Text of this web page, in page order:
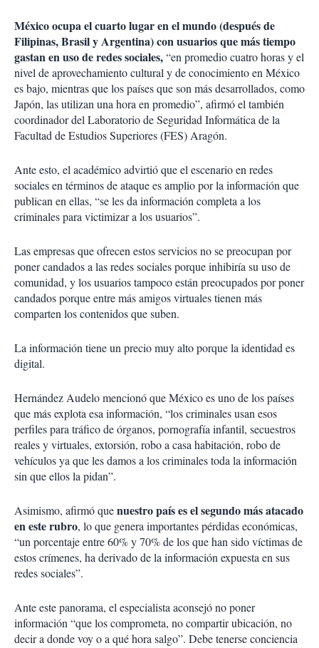
México ocupa el cuarto lugar en el mundo(después de
Filipinas, Brasil y Argentina)con usuarios que más tiempo
gastan en uso de redes sociales,“en promedio cuatro horas y el
nivel de aprovechamiento cultural y de conocimiento en México
es bajo, mientras que los países que son más desarrollados, como
Japón, las utilizan una hora en promedio”, afirmó el también
coordinador del Laboratorio de Seguridad Informática de la
Facultad de Estudios Superiores (FES) Aragón.
Ante esto, el académico advirtió que el escenario en redes
sociales en términos de ataque es amplio por la información que
publican en ellas, “se les da información completa a los
criminales para victimizar a los usuarios”.
Las empresas que ofrecen estos servicios no se preocupan por
poner candados a las redes sociales porque inhibiría su uso de
comunidad, y los usuarios tampoco están preocupados por poner
candados porque entre más amigos virtuales tienen más
comparten los contenidos que suben.
La información tiene un precio muy alto porque la identidad es
digital.
Hernández Audelo mencionó que México es uno de los países
que más explota esa información, “los criminales usan esos
perfiles para tráfico de órganos, pornografía infantil, secuestros
reales y virtuales, extorsión, robo a casa habitación, robo de
vehículos ya que les damos a los criminales toda la información
sin que ellos la pidan”.
Asimismo, afirmó quenuestro país es el segundo más atacado
en este rubro, lo que genera importantes pérdidas económicas,
“un porcentaje entre 60% y 70% de los que han sido víctimas de
estos crímenes, ha derivado de la información expuesta en sus
redes sociales”.
Ante este panorama, el especialista aconsejó no poner
información “que los comprometa, no compartir ubicación, no
decir a donde voy o a qué hora salgo”. Debe tenerse conciencia